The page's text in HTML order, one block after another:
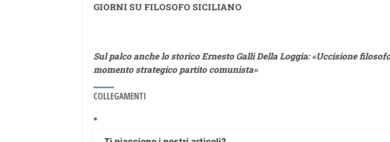
GIORNI SU FILOSOFO SICILIANO
Sul palco anche lo storico Ernesto Galli Della Loggia: «Uccisione
momento strategico partito comunista»
COLLEGAMENTI